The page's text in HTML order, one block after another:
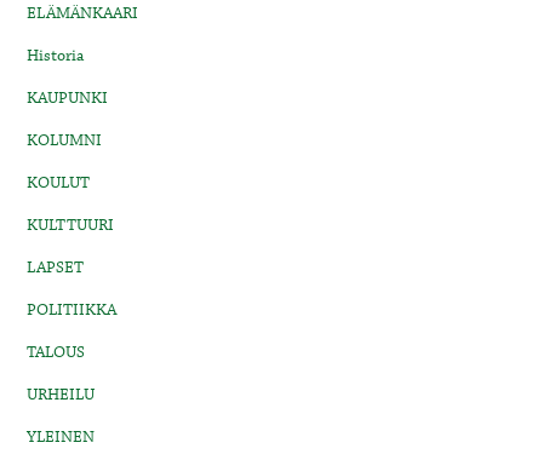
ELÄMÄNKAARI
Historia
KAUPUNKI
KOLUMNI
KOULUT
KULTTUURI
LAPSET
POLITIIKKA
TALOUS
URHEILU
YLEINEN